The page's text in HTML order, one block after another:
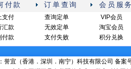
付款 订单查询 会员服务
支付
汇款
付款
查询定单
无效定单
支付失败
VIP会员
淘宝会员
积分兑换
誉宜（香港．深圳．南宁）科技有限公司 备